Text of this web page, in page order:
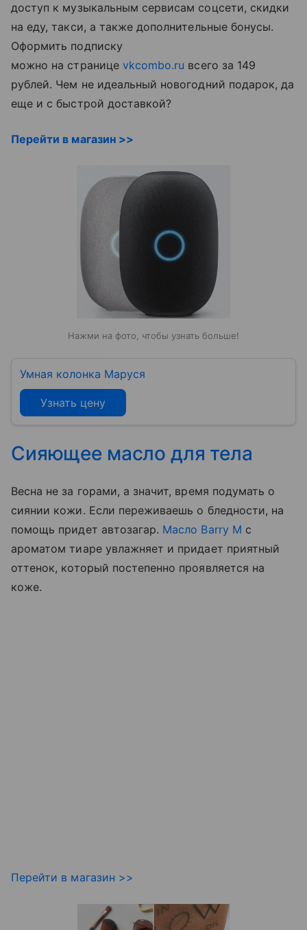
доступ к музыкальным сервисам соцсети, скидки
на еду, такси, а также дополнительные бонусы.
Оформить подписку
можно на странице vkcombo.ru всего за 149
рублей. Чем не идеальный новогодний подарок, да
еще и с быстрой доставкой?
Перейти в магазин >>
Нажми на фото, чтобы узнать больше!
Умная колонка Маруся
Узнать цену
Сияющее масло для тела
Весна не за горами, а значит, время подумать о
сиянии кожи. Если переживаешь о бледности, на
помощь придет автозагар. Масло Barry M с
ароматом тиаре увлажняет и придает приятный
оттенок, который постепенно проявляется на
коже.
Перейти в магазин >>